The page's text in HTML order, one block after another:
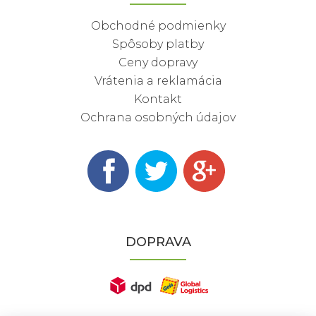
Obchodné podmienky
Spôsoby platby
Ceny dopravy
Vrátenia a reklamácia
Kontakt
Ochrana osobných údajov
DOPRAVA